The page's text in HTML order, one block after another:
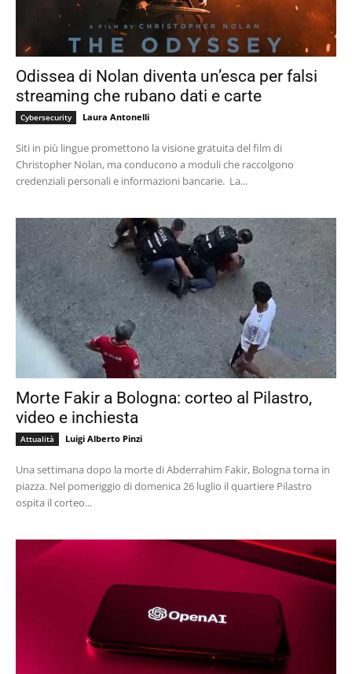
Odissea di Nolan diventa un’esca per falsi
streaming che rubano dati e carte
Cybersecurity Laura Antonelli
Siti in più lingue promettono la visione gratuita del film di
Christopher Nolan, ma conducono a moduli che raccolgono
credenziali personali e informazioni bancarie. La...
Morte Fakir a Bologna: corteo al Pilastro,
video e inchiesta
Attualità Luigi Alberto Pinzi
Una settimana dopo la morte di Abderrahim Fakir, Bologna torna in
piazza. Nel pomeriggio di domenica 26 luglio il quartiere Pilastro
ospita il corteo...